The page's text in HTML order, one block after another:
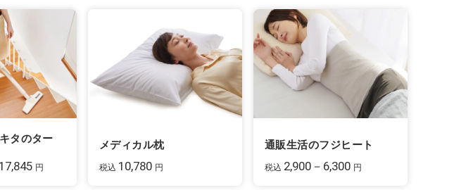
タのター
円
メディカル枕
税込 10,780 円
通販生活のフジヒート
税込 2,900－6,300 円